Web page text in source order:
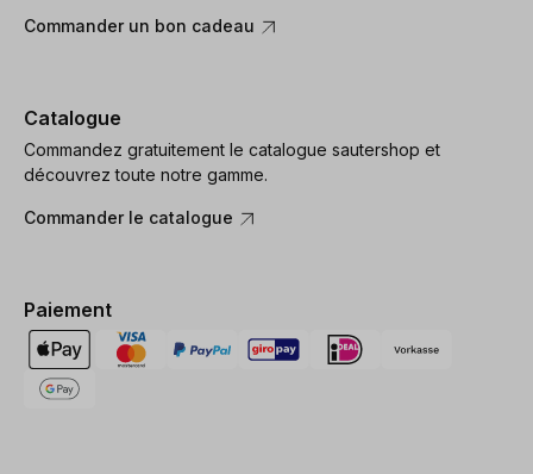
Commander un bon cadeau
Catalogue
Commandez gratuitement le catalogue sautershop et
découvrez toute notre gamme.
Commander le catalogue
Paiement